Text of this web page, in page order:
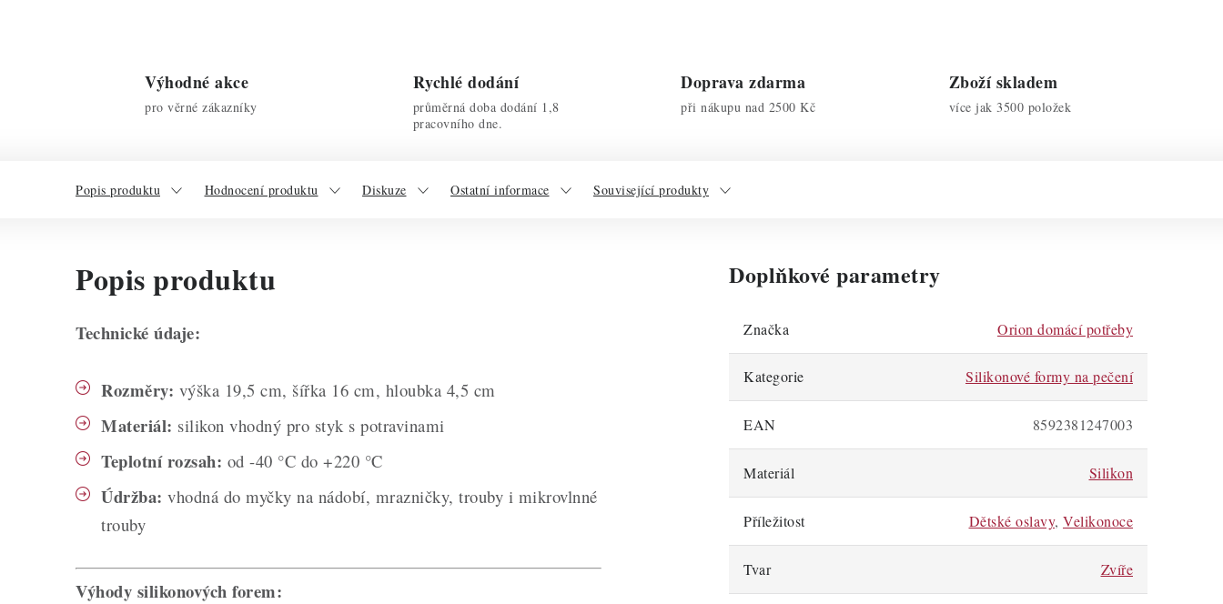
Výhodné akce
pro věrné zákazníky
Rychlé dodání
průměrná doba dodání 1,8
pracovního dne.
Doprava zdarma
při nákupu nad 2500 Kč
Zboží skladem
více jak 3500 položek
Popis produktu Hodnocení produktu Diskuze Ostatní informace Související produkty
Popis produktu
Technické údaje:
Rozměry: výška 19,5 cm, šířka 16 cm, hloubka 4,5 cm
Materiál: silikon vhodný pro styk s potravinami
Teplotní rozsah: od -40 °C do +220 °C
Údržba: vhodná do myčky na nádobí, mrazničky, trouby i mikrovlnné
trouby
Výhody silikonových forem:
Doplňkové parametry
Značka Orion domácí potřeby
Kategorie Silikonové formy na pečení
EAN 8592381247003
Materiál Silikon
Příležitost Dětské oslavy, Velikonoce
Tvar Zvíře